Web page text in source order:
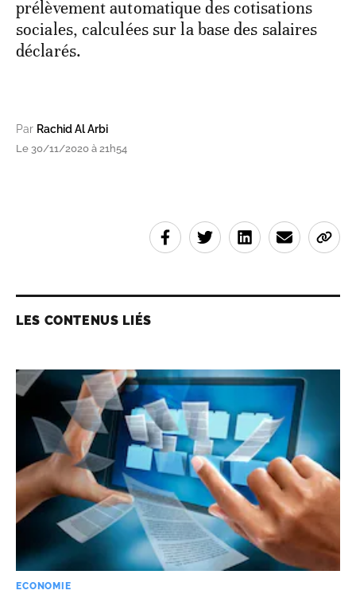
prélèvement automatique des cotisations
sociales, calculées sur la base des salaires
déclarés.
Par Rachid Al Arbi
Le 30/11/2020 à 21h54
LES CONTENUS LIÉS
ECONOMIE